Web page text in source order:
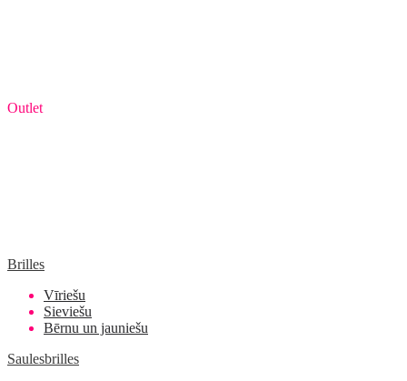
Outlet
Brilles
Vīriešu
Sieviešu
Bērnu un jauniešu
Saulesbrilles